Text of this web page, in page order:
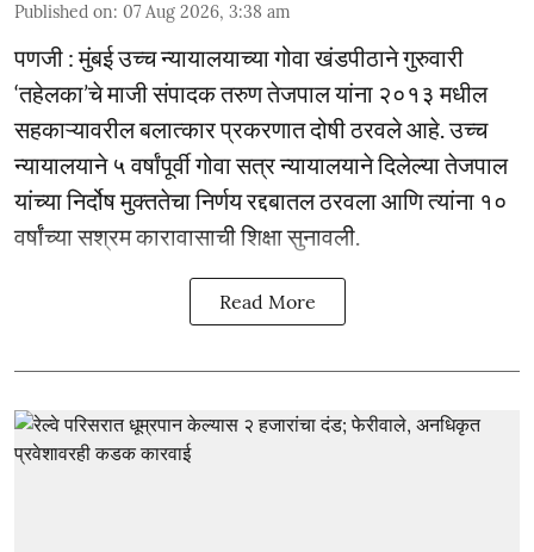
Published on: 07 Aug 2026, 3:38 am
पणजी : मुंबई उच्च न्यायालयाच्या गोवा खंडपीठाने गुरुवारी
‘तहेलका’चे माजी संपादक तरुण तेजपाल यांना २०१३ मधील
सहकाऱ्यावरील बलात्कार प्रकरणात दोषी ठरवले आहे. उच्च
न्यायालयाने ५ वर्षांपूर्वी गोवा सत्र न्यायालयाने दिलेल्या तेजपाल
यांच्या निर्दोष मुक्ततेचा निर्णय रद्दबातल ठरवला आणि त्यांना १०
वर्षांच्या सश्रम कारावासाची शिक्षा सुनावली.
Read More